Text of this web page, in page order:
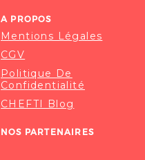
A PROPOS
Mentions Légales
CGV
Politique De
Confidentialité
CHEFTI Blog
NOS PARTENAIRES